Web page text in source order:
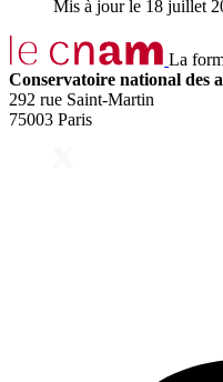
Mis à jour le 18 juillet
La
Conservatoire national des
292 rue Saint-Martin
75003 Paris